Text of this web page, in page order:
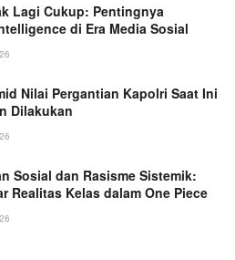
Lagi Cukup: Pentingnya
di Era Media Sosial
Nilai Pergantian Kapolri Saat Ini
Dilakukan
Sosial dan Rasisme Sistemik:
Realitas Kelas dalam One Piece